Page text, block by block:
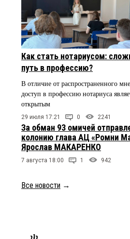
Как стать нотариусом:
путь в профессию?
В отличие от распространенного
доступ в профессию нотариуса
открытым
29 июля 17:21 0 2241
За обман 93 омичей
колонию глава АЦ «Ромни
Ярослав МАКАРЕНКО
7 августа 18:00 1 942
Все новости →